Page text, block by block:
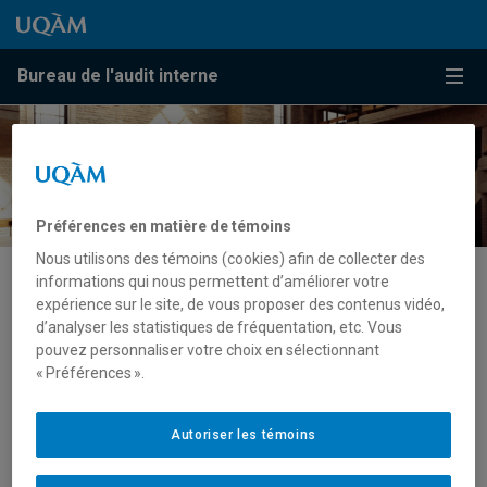
Passer au contenu
Accéder au menu principal
Accéder à la recherche
Passer au contenu
Accéder au menu principal
Bureau de l'audit interne
Objectivité et indépendance
Les membres du personnel du Bureau de l’audit interne
opérationnelles ou administratives, ce qui pourrait les
placer en situation de conflits d’intérêts et affecter leur
Préférences en matière de témoins
Nous utilisons des témoins (cookies) afin de collecter des
informations qui nous permettent d’améliorer votre
expérience sur le site, de vous proposer des contenus vidéo,
d’analyser les statistiques de fréquentation, etc. Vous
pouvez personnaliser votre choix en sélectionnant
« Préférences ».
Autoriser les témoins